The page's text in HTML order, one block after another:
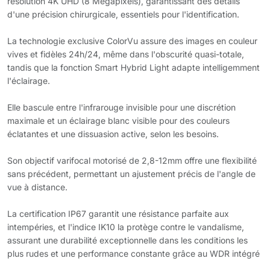
d'une précision chirurgicale, essentiels pour l'identification.
La technologie exclusive ColorVu assure des images en couleur
vives et fidèles 24h/24, même dans l'obscurité quasi-totale,
tandis que la fonction Smart Hybrid Light adapte intelligemment
l'éclairage.
Elle bascule entre l'infrarouge invisible pour une discrétion
maximale et un éclairage blanc visible pour des couleurs
éclatantes et une dissuasion active, selon les besoins.
Son objectif varifocal motorisé de 2,8-12mm offre une flexibilité
sans précédent, permettant un ajustement précis de l'angle de
vue à distance.
La certification IP67 garantit une résistance parfaite aux
intempéries, et l'indice IK10 la protège contre le vandalisme,
assurant une durabilité exceptionnelle dans les conditions les
plus rudes et une performance constante grâce au WDR intégré